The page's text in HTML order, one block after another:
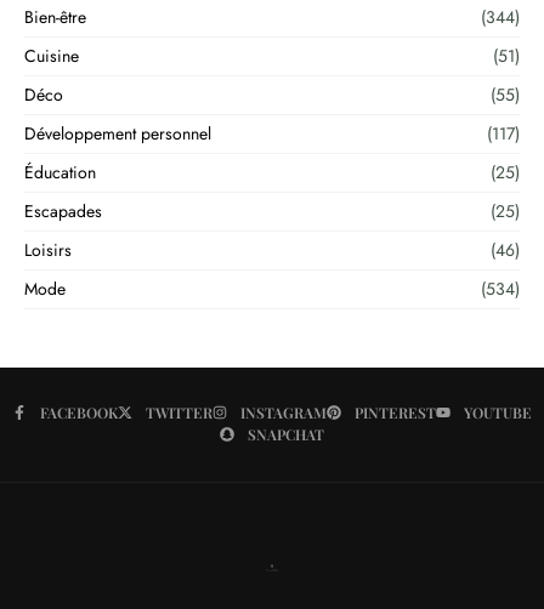
Bien-être
(344)
Cuisine
(51)
Déco
(55)
Développement personnel
(117)
Éducation
(25)
Escapades
(25)
Loisirs
(46)
Mode
(534)
FACEBOOK TWITTER INSTAGRAM PINTEREST
YOUTUBE
SNAPCHAT